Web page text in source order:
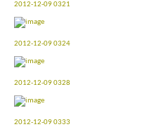
2012-12-09 0321
2012-12-09 0324
2012-12-09 0328
2012-12-09 0333